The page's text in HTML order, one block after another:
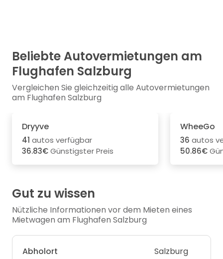
Beliebte Autovermietungen am
Flughafen Salzburg
Vergleichen Sie gleichzeitig alle Autovermietungen
am Flughafen Salzburg
Dryyve
41 autos verfügbar
36.83€Günstigster Preis
WheeGo
36 autos
50.86€
Gut zu wissen
Nützliche Informationen vor dem Mieten eines
Mietwagen am Flughafen Salzburg
Abholort Salzburg